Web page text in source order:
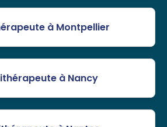
à Montpellier
à Nancy